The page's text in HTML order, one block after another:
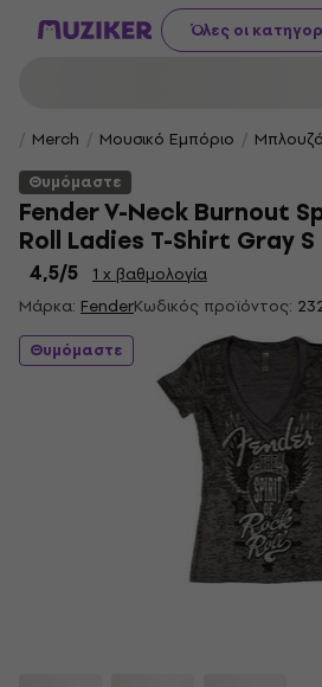
Όλες οι
Merch Μουσικό Εμπόριο
Θυμόμαστε
Fender V-Neck Burnout
Roll Ladies T-Shirt Gray S
4,5/5
1 x βαθμολογία
Μάρκα: FenderΚωδικός προϊόντος:
Θυμόμαστε